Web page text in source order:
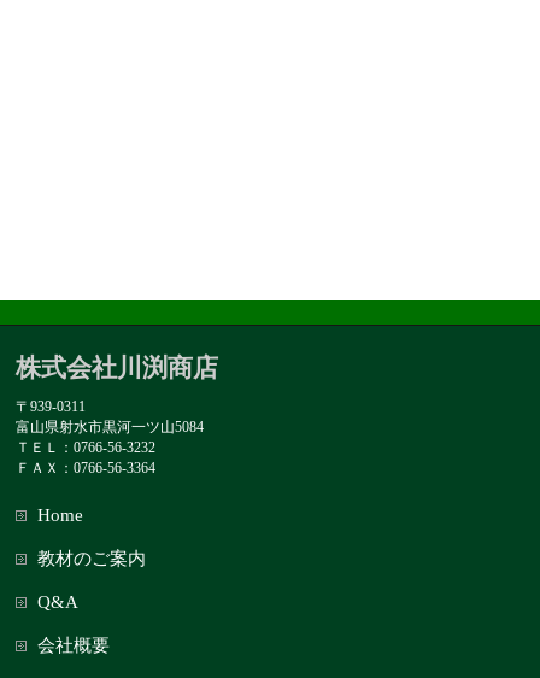
株式会社川渕商店
〒939-0311
富山県射水市黒河一ツ山5084
ＴＥＬ：0766-56-3232
ＦＡＸ：0766-56-3364
Home
教材のご案内
Q&A
会社概要